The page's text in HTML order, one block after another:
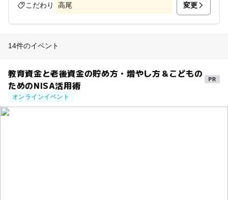
こだわり 高尾 変更
14件のイベント
教育資金と老後資金の貯め方・増やし方＆こどもの
ためのNISA活用術
オンラインイベント